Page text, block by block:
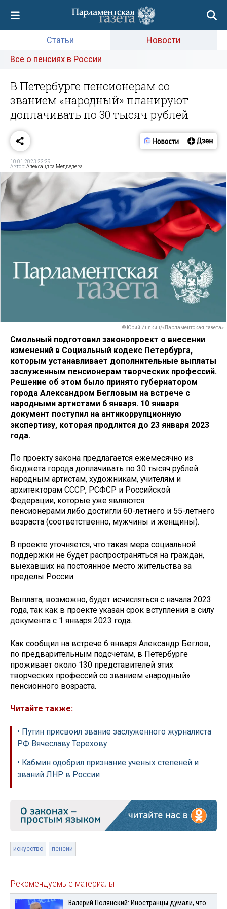
Статьи
Новости
Все о пенсиях в России
В Петербурге пенсионерам со
званием «народный» планируют
доплачивать по 30 тысяч рублей
10.01.2023 22:29
Автор:Александра Медведева
© Юрий Инякин/«Парламентская газета»
Смольный подготовил законопроект о внесении
изменений в Социальный кодекс Петербурга,
которым устанавливает дополнительные выплаты
заслуженным пенсионерам творческих профессий.
Решение об этом было принято губернатором
города Александром Бегловым на встрече с
народными артистами 6 января. 10 января
документ поступил на антикоррупционную
экспертизу, которая продлится до 23 января 2023
года.
По проекту закона предлагается ежемесячно из
бюджета города доплачивать по 30 тысяч рублей
народным артистам, художникам, учителям и
архитекторам СССР, РСФСР и Российской
Федерации, которые уже являются
пенсионерами либо достигли 60-летнего и 55-летнего
возраста (соответственно, мужчины и женщины).
В проекте уточняется, что такая мера социальной
поддержки не будет распространяться на граждан,
выехавших на постоянное место жительства за
пределы России.
Выплата, возможно, будет исчисляться с начала 2023
года, так как в проекте указан срок вступления в силу
документа с 1 января 2023 года.
Как сообщил на встрече 6 января Александр Беглов,
по предварительным подсчетам, в Петербурге
проживает около 130 представителей этих
творческих профессий со званием «народный»
пенсионного возраста.
Читайте также:
• Путин присвоил звание заслуженного журналиста
РФ Вячеславу Терехову
• Кабмин одобрил признание ученых степеней и
званий ЛНР в России
искусство пенсии
Рекомендуемые материалы
Валерий Полянский: Иностранцы думали, что